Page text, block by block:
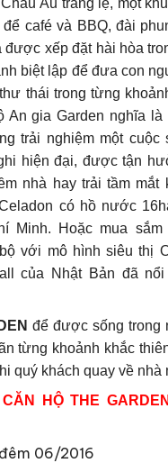
café và BBQ, đài
xếp đặt hài hòa
biệt lập để đưa con
thái trong từng
An gia Garden nghĩa là
trải nghiệm một cuộc
hiện đại, được tận
nhà hay trải tầm mắt
có hồ nước
Minh. Hoặc mua sắm
với mô hình siêu thị
của Nhật Bản đã
để được sống trong
từng khoảnh khắc
quý khách quay về nhà
HỘ THE